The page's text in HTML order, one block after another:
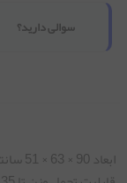
سوالی دارید؟